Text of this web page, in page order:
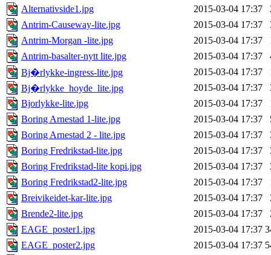
Alternativside1.jpg
2015-03-04 17:37
Antrim-Causeway-lite.jpg
2015-03-04 17:37
Antrim-Morgan -lite.jpg
2015-03-04 17:37
Antrim-basalter-nytt lite.jpg
2015-03-04 17:37
Bj�rlykke-ingress-lite.jpg
2015-03-04 17:37
Bj�rlykke_hoyde_lite.jpg
2015-03-04 17:37
Bjorlykke-lite.jpg
2015-03-04 17:37
Boring Arnestad 1-lite.jpg
2015-03-04 17:37
Boring Arnestad 2 - lite.jpg
2015-03-04 17:37
Boring Fredrikstad-lite.jpg
2015-03-04 17:37
Boring Fredrikstad-lite kopi.jpg
2015-03-04 17:37
Boring Fredrikstad2-lite.jpg
2015-03-04 17:37
Breivikeidet-kar-lite.jpg
2015-03-04 17:37
Brende2-lite.jpg
2015-03-04 17:37
EAGE_poster1.jpg
2015-03-04 17:37
EAGE_poster2.jpg
2015-03-04 17:37